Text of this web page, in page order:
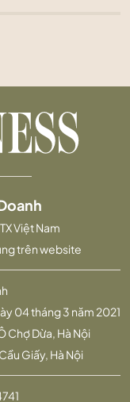
04 tháng 3 năm 2021
Chợ Dừa, Hà Nội
Giấy, Hà Nội
Việt Nam
trên website